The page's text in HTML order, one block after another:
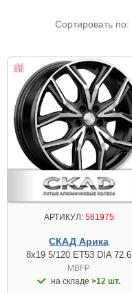
Сортировать по:
АРТИКУЛ:581975
СКАД Арика
8x19 5/120 ET53 DIA 72.6
MBFP
на складе >12 шт.